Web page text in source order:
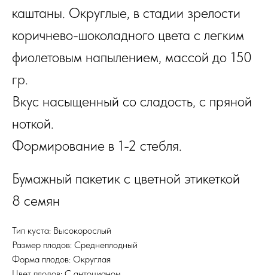
каштаны. Округлые, в стадии зрелости
коричнево-шоколадного цвета с легким
фиолетовым напылением, массой до 150
гр.
Вкус насыщенный со сладость, с пряной
ноткой.
Формирование в 1-2 стебля.
Бумажный пакетик с цветной этикеткой
8 семян
Тип куста: Высокорослый
Размер плодов: Среднеплодный
Форма плодов: Округлая